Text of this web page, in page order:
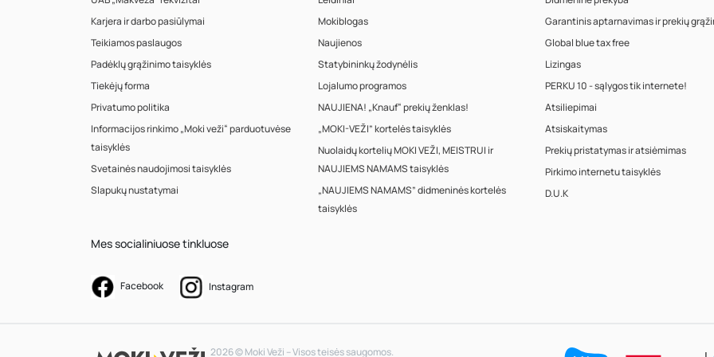
Karjera ir darbo pasiūlymai
Teikiamos paslaugos
Padėklų grąžinimo taisyklės
Tiekėjų forma
Privatumo politika
Informacijos rinkimo „Moki veži“ parduotuvėse
taisyklės
Svetainės naudojimosi taisyklės
Slapukų nustatymai
Mokiblogas
Naujienos
Statybininkų žodynėlis
Lojalumo programos
NAUJIENA! „Knauf“ prekių ženklas!
„MOKI-VEŽI” kortelės taisyklės
Nuolaidų kortelių MOKI VEŽI, MEISTRUI ir
NAUJIEMS NAMAMS taisyklės
„NAUJIEMS NAMAMS” didmeninės kortelės
taisyklės
Garantinis aptarnavimas ir prekių
Global blue tax free
Lizingas
PERKU 10 - sąlygos tik internete!
Atsiliepimai
Atsiskaitymas
Prekių pristatymas ir atsiėmimas
Pirkimo internetu taisyklės
D.U.K
Mes socialiniuose tinkluose
Facebook Instagram
2026 © Moki Veži – Visos teisės saugomos.